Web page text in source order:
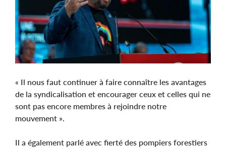
« Il nous faut continuer à faire connaître les avantages
de la syndicalisation et encourager ceux et celles qui ne
sont pas encore membres à rejoindre notre
mouvement ».
Il a également parlé avec fierté des pompiers forestiers